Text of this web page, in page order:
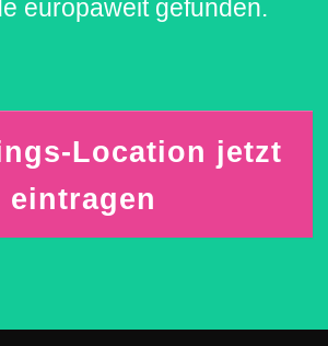
europaweit gefunden.
Location jetzt
eintragen